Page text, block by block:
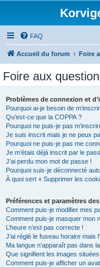
FAQ
Accueil du forum Foire
Foire aux
Problèmes de connexion et
Pourquoi ai-je besoin de
Qu’est-ce que la COPPA ?
Pourquoi ne puis-je pas
Je suis inscrit mais je ne peux
Pourquoi ne puis-je pas me
Je m’étais déjà inscrit par le
J’ai perdu mon mot de passe !
Pourquoi suis-je déconnecté
À quoi sert « Supprimer les
Préférences et paramètres
Comment puis-je modifier mes
Comment puis-je masquer mon
L’heure n’est pas correcte !
J’ai réglé le fuseau horaire mais
Ma langue n’apparaît pas dans
Que signifient les images
Comment puis-je afficher un